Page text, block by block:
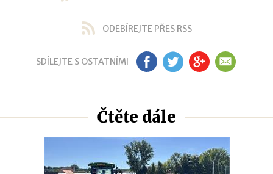
ODEBÍREJTE PŘES RSS
SDÍLEJTE S OSTATNÍMI FB TW GP EM
Čtěte dále